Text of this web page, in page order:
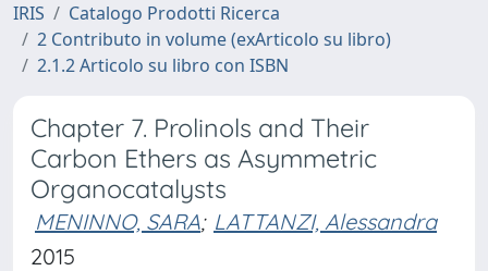
IRIS
Catalogo Prodotti Ricerca
2 Contributo in volume (exArticolo su libro)
2.1.2 Articolo su libro con ISBN
Chapter 7. Prolinols and Their
Carbon Ethers as Asymmetric
Organocatalysts
MENINNO, SARA; LATTANZI, Alessandra
2015